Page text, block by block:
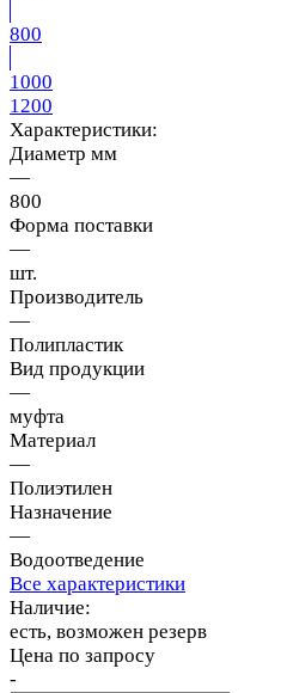
800
1000
1200
Характеристики:
Диаметр мм
—
800
Форма поставки
—
шт.
Производитель
—
Полипластик
Вид продукции
—
муфта
Материал
—
Полиэтилен
Назначение
—
Водоотведение
Все характеристики
Наличие:
есть, возможен резерв
Цена по запросу
-